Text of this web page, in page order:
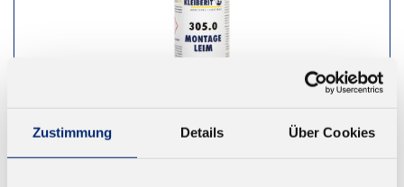
Zustimmung Details Über Cookies